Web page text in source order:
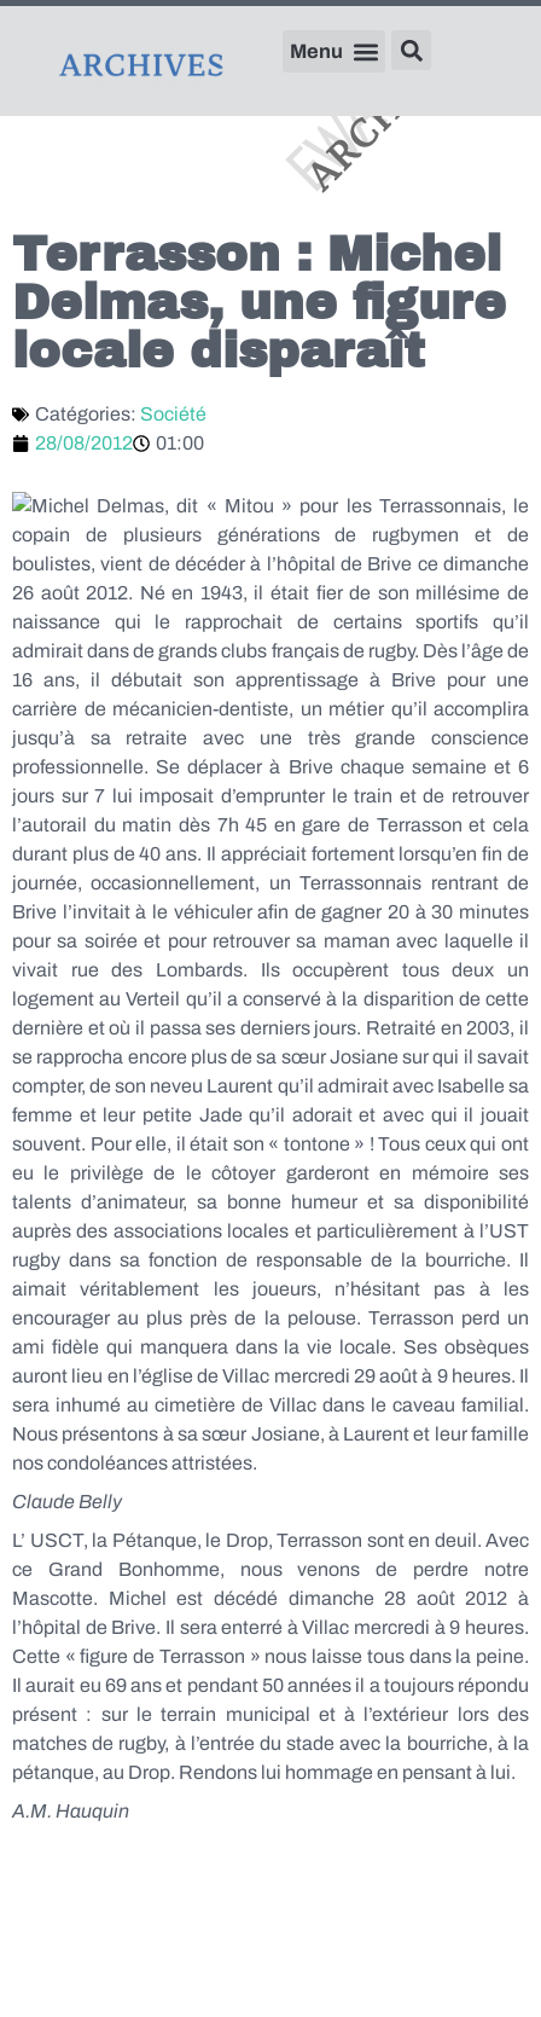
Terrasson : Michel
Delmas, une figure
locale disparaît
Catégories: Société
28/08/2012
01:00
Michel Delmas, dit « Mitou » pour les Terrassonnais, le
copain de plusieurs générations de rugbymen et de
boulistes, vient de décéder à l’hôpital de Brive ce dimanche
26 août 2012. Né en 1943, il était fier de son millésime de
naissance qui le rapprochait de certains sportifs qu’il
admirait dans de grands clubs français de rugby. Dès l’âge de
16 ans, il débutait son apprentissage à Brive pour une
carrière de mécanicien-dentiste, un métier qu’il accomplira
jusqu’à sa retraite avec une très grande conscience
professionnelle. Se déplacer à Brive chaque semaine et 6
jours sur 7 lui imposait d’emprunter le train et de retrouver
l’autorail du matin dès 7h 45 en gare de Terrasson et cela
durant plus de 40 ans. Il appréciait fortement lorsqu’en fin de
journée, occasionnellement, un Terrassonnais rentrant de
Brive l’invitait à le véhiculer afin de gagner 20 à 30 minutes
pour sa soirée et pour retrouver sa maman avec laquelle il
vivait rue des Lombards. Ils occupèrent tous deux un
logement au Verteil qu’il a conservé à la disparition de cette
dernière et où il passa ses derniers jours. Retraité en 2003, il
se rapprocha encore plus de sa sœur Josiane sur qui il savait
compter, de son neveu Laurent qu’il admirait avec Isabelle sa
femme et leur petite Jade qu’il adorait et avec qui il jouait
souvent. Pour elle, il était son « tontone » ! Tous ceux qui ont
eu le privilège de le côtoyer garderont en mémoire ses
talents d’animateur, sa bonne humeur et sa disponibilité
auprès des associations locales et particulièrement à l’UST
rugby dans sa fonction de responsable de la bourriche. Il
aimait véritablement les joueurs, n’hésitant pas à les
encourager au plus près de la pelouse. Terrasson perd un
ami fidèle qui manquera dans la vie locale. Ses obsèques
auront lieu en l’église de Villac mercredi 29 août à 9 heures. Il
sera inhumé au cimetière de Villac dans le caveau familial.
Nous présentons à sa sœur Josiane, à Laurent et leur famille
nos condoléances attristées.
Claude Belly
L’ USCT, la Pétanque, le Drop, Terrasson sont en deuil. Avec
ce Grand Bonhomme, nous venons de perdre notre
Mascotte. Michel est décédé dimanche 28 août 2012 à
l’hôpital de Brive. Il sera enterré à Villac mercredi à 9 heures.
Cette « figure de Terrasson » nous laisse tous dans la peine.
Il aurait eu 69 ans et pendant 50 années il a toujours répondu
présent : sur le terrain municipal et à l’extérieur lors des
matches de rugby, à l’entrée du stade avec la bourriche, à la
pétanque, au Drop. Rendons lui hommage en pensant à lui.
A.M. Hauquin